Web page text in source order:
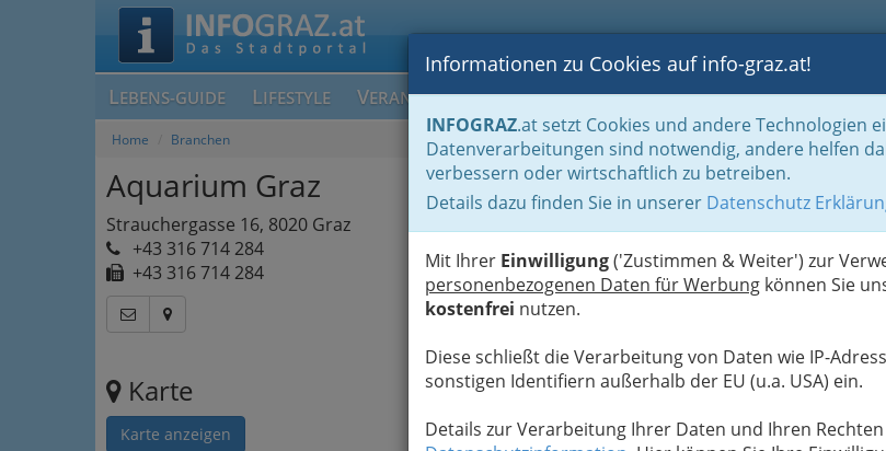
LEBENS-GUIDE LIFESTYLE VERANSTALTUNGEN BLOGS FOTOS GASTRONOMIE B
Informationen zu Cookies auf info-graz.at!
INFOGRAZ.at setzt Cookies und andere Technologien
Datenverarbeitungen sind notwendig, andere helfen
verbessern oder wirtschaftlich zu betreiben.
Details dazu finden Sie in unserer Datenschutz
Mit Ihrer Einwilligung('Zustimmen & Weiter') zur
personenbezogenen Daten für Werbung können Sie
kostenfrei nutzen.
Diese schließt die Verarbeitung von Daten wie IP-
sonstigen Identifiern außerhalb der EU (u.a. USA) ein.
Details zur Verarbeitung Ihrer Daten und Ihren
Home Branchen
Aquarium Graz
Strauchergasse 16, 8020 Graz
+43 316 714 284
+43 316 714 284
Karte
Karte anzeigen